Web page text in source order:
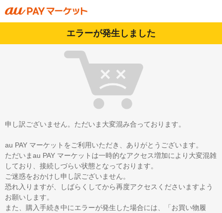
エラーが発生しました
申し訳ございません。ただいま大変混み合っております。
au PAY マーケットをご利用いただき、ありがとうございます。
ただいまau PAY マーケットは一時的なアクセス増加により大変混雑
しており、接続しづらい状態となっております。
ご迷惑をおかけし申し訳ございません。
恐れ入りますが、しばらくしてから再度アクセスくださいますよう
お願いします。
また、購入手続き中にエラーが発生した場合には、「お買い物履